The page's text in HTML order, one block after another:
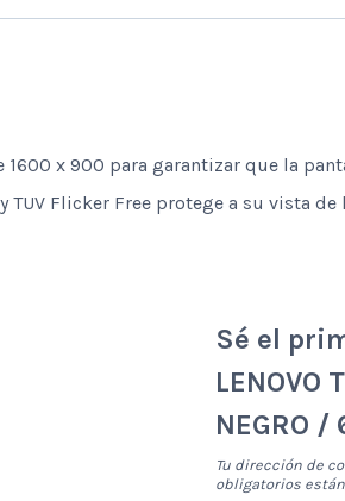
x 900 para garantizar que la
Flicker Free protege a su vista
Sé el
LENOVO
NEGRO /
Tu dirección de
obligatorios